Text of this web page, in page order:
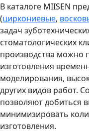
В каталоге MIISEN
(циркониевые,
задач
стоматологических
производства можно
изготовления
моделирования,
других видов работ.
позволяют добиться
минимизировать
изготовления.